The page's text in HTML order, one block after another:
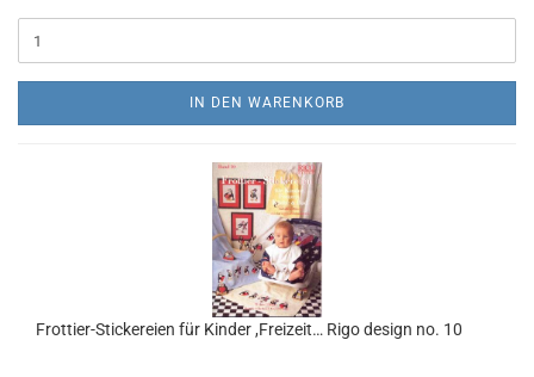
IN DEN WARENKORB
Frottier-Stickereien für Kinder ,Freizeit… Rigo design no. 10